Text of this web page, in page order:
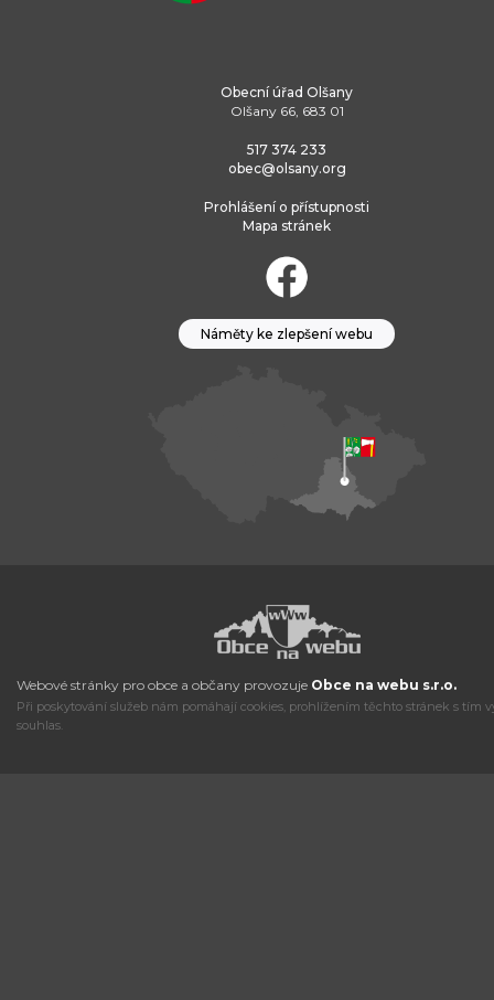
Obecní úřad Olšany
Olšany 66, 683 01
517 374 233
obec@olsany.org
Prohlášení o přístupnosti
Mapa stránek
Náměty ke zlepšení webu
Webové stránky pro obce a občany provozuje Obce na webu s.r.o.
Při poskytování služeb nám pomáhají cookies, prohlížením těchto stránek s tím
souhlas.